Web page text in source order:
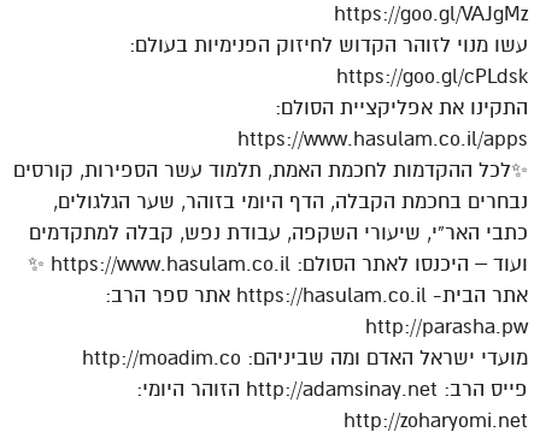
https://goo.gl/VAJgMz
עשו מנוי לזוהר הקדוש לחיזוק הפנימיות בעולם:
https://goo.gl/cPLdsk
התקינו את אפליקציית הסולם:
https://www.hasulam.co.il/apps
✨לכל ההקדמות לחכמת האמת, תלמוד עשר הספירות, קורסים
נבחרים בחכמת הקבלה, הדף היומי בזוהר, שער הגלגולים,
כתבי האר”י, שיעורי השקפה, עבודת נפש, קבלה למתקדמים
ועוד – היכנסו לאתר הסולם: https://www.hasulam.co.il ✨
אתר הבית- https://hasulam.co.il אתר ספר הרב:
http://parasha.pw
מועדי ישראל האדם ומה שביניהם: http://moadim.co
פייס הרב: http://adamsinay.net הזוהר היומי:
http://zoharyomi.net